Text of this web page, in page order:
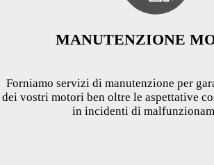
MANUTENZIONE
Forniamo servizi di manutenzione per
dei vostri motori ben oltre le aspettative
in incidenti di